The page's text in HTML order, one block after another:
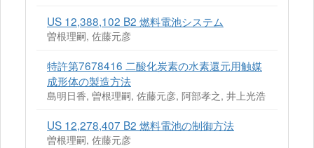
US 12,388,102 B2 燃料電池システム
曽根理嗣, 佐藤元彦
特許第7678416 二酸化炭素の水素還元用触媒
成形体の製造方法
島明日香, 曽根理嗣, 佐藤元彦, 阿部孝之, 井上光浩
US 12,278,407 B2 燃料電池の制御方法
曽根理嗣, 佐藤元彦